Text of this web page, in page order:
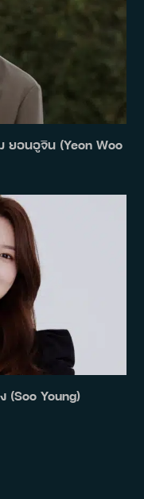
ยอนอูจิน (Yeon Woo
(Soo Young)